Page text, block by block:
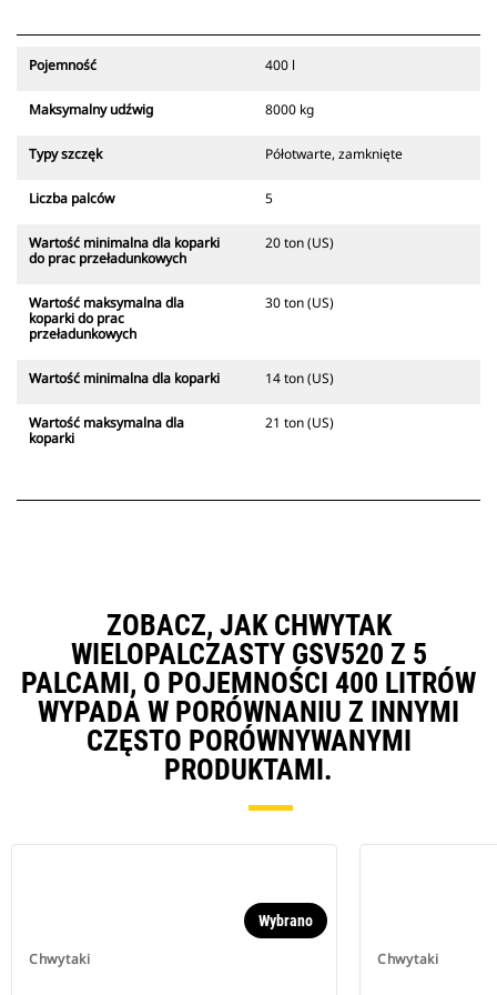
Pojemność 400 l
Maksymalny udźwig 8000 kg
Typy szczęk Półotwarte, zamknięte
Liczba palców 5
Wartość minimalna dla koparki
do prac przeładunkowych
20 ton (US)
Wartość maksymalna dla
koparki do prac
przeładunkowych
30 ton (US)
Wartość minimalna dla koparki 14 ton (US)
Wartość maksymalna dla
koparki
21 ton (US)
ZOBACZ, JAK CHWYTAK
WIELOPALCZASTY GSV520 Z 5
PALCAMI, O POJEMNOŚCI 400 LITRÓW
WYPADA W PORÓWNANIU Z INNYMI
CZĘSTO PORÓWNYWANYMI
PRODUKTAMI.
Chwytaki
Wybrano
Chwytaki